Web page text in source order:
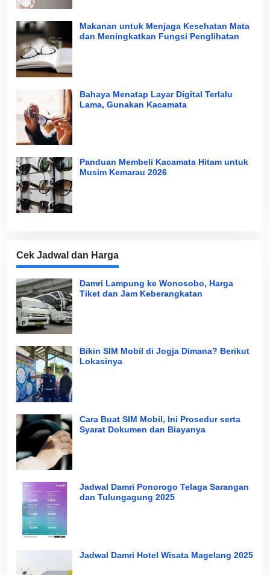
Makanan untuk Menjaga Kesehatan Mata
dan Meningkatkan Fungsi Penglihatan
Bahaya Menatap Layar Digital Terlalu
Lama, Gunakan Kacamata
Panduan Membeli Kacamata Hitam untuk
Musim Kemarau 2026
Cek Jadwal dan Harga
Damri Lampung ke Wonosobo, Harga
Tiket dan Jam Keberangkatan
Bikin SIM Mobil di Jogja Dimana? Berikut
Lokasinya
Cara Buat SIM Mobil, Ini Prosedur serta
Syarat Dokumen dan Biayanya
Jadwal Damri Ponorogo Telaga Sarangan
dan Tulungagung 2025
Jadwal Damri Hotel Wisata Magelang 2025